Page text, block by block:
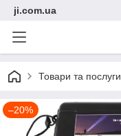
ji.com.ua
Товари та послуги
–20%